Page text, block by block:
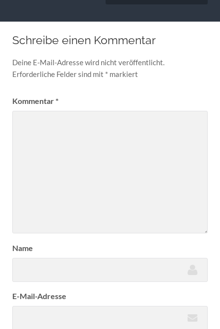
Schreibe einen Kommentar
Deine E-Mail-Adresse wird nicht veröffentlicht.
Erforderliche Felder sind mit * markiert
Kommentar*
Name
E-Mail-Adresse